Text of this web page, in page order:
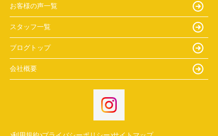
お客様の声一覧
スタッフ一覧
ブログトップ
会社概要